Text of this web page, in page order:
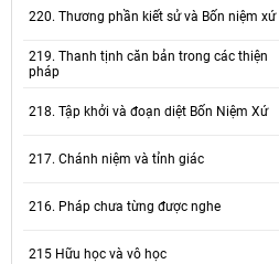
220. Thương phần kiết sử và Bốn niệm xứ
219. Thanh tịnh căn bản trong các thiện
pháp
218. Tập khởi và đoạn diệt Bốn Niệm Xứ
217. Chánh niệm và tỉnh giác
216. Pháp chưa từng được nghe
215 Hữu học và vô học